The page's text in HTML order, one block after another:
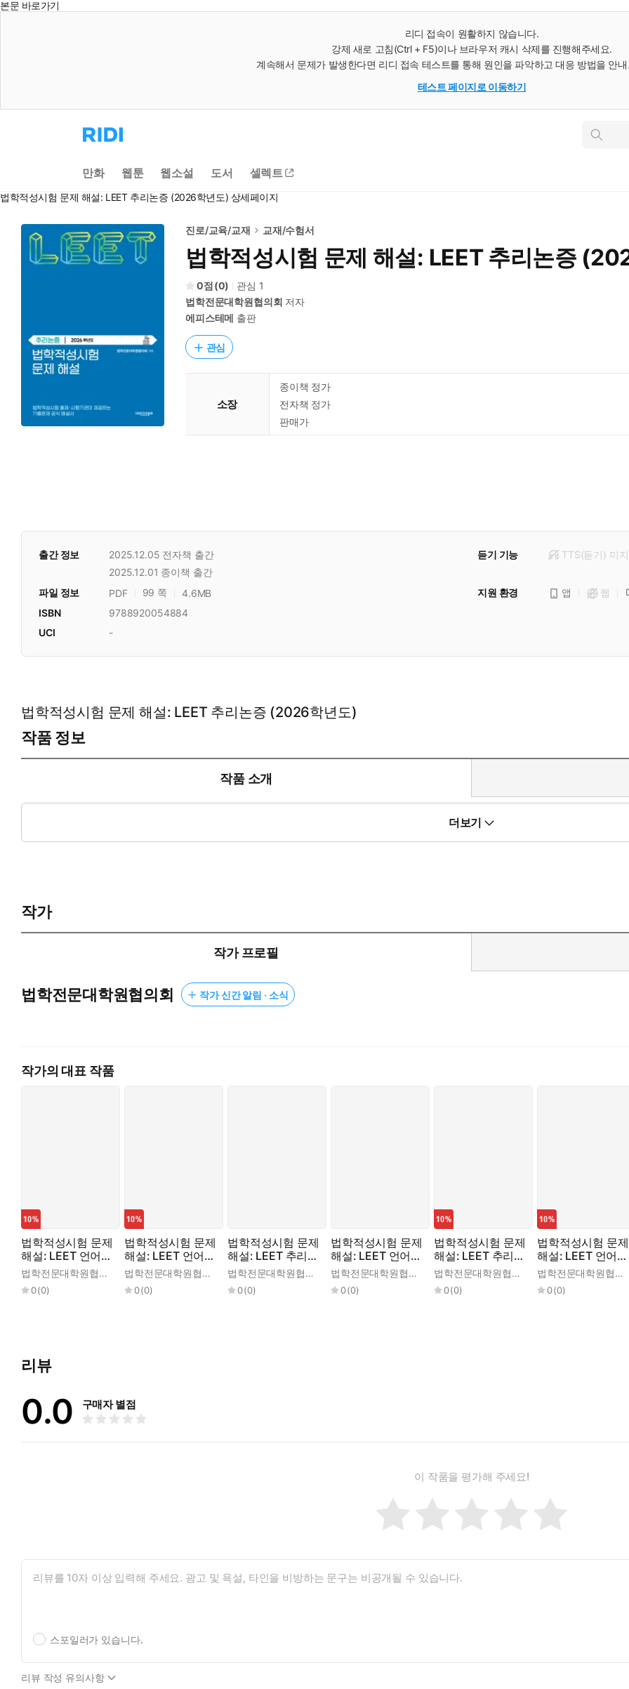
본문 바로가기
리디 접속이 원활하지 않습니다.
강제 새로 고침(Ctrl + F5)이나 브라우저 캐시 삭제를 진행해주세요.
계속해서 문제가 발생한다면 리디 접속 테스트를 통해 원인을 파악하고 대응 방법을 안
테스트 페이지로 이동하기
리
디
으
로
동
인
만화 웹툰 웹소설 도서 셀렉트
법학적성시험 문제 해설: LEET 추리논증 (2026학년도) 상세페이지
진로/교육/교재 교재/수험서
법학적성시험 문제 해설: LEET 추리논증
0 (0) 관심 1
법학전문대학원협의회 저자
에피스테메 출판
관심
소장
종이책 정가
전자책 정가
판매가
출간 정보 2025.12.05 전자책 출간
2025.12.01 종이책 출간
듣기 기능 TTS(듣기) 미
파일 정보 PDF 99 쪽 4.6MB 지원 환경 앱 웹
ISBN
9788920054884
UCI
-
법학적성시험 문제 해설: LEET 추리논증 (2026학년도)
작품 정보
작품 소개
법학적성시험(LEET) 추리논증 영역 2026학년도 기출문제와 해설을 담은 책으로, 출제에 참여한 다양한 분야 최고의 교수진이 제공
반의 이해를 넓히고 수험생들에게 실질적인 도움을 주고자 법학전문대학원협의회가 직접 기획하였다.
더보기
작가
작가 프로필
법학전문대학원협의회 작가 신간 알림 · 소식
작가의 대표 작품
법학적성시험 문제
해설: LEET 언어이
해 Ⅱ (2021-2016
학년도)
법학전문대학원협의회
0(0)
법학적성시험 문제
해설: LEET 언어이
해 Ⅰ (2026-2022
학년도)
법학전문대학원협의회
0(0)
법학적성시험 문제
해설: LEET 추리논
증 (2015학년도)법학전문대학원협의회
0(0)
법학적성시험 문제
해설: LEET 언어이
해 (2015학년도)법학전문대학원협의회
0(0)
법학적성시험 문제
해설: LEET 추리논
증 (2026학년도)법학전문대학원협의회
0(0)
법학적성시험 문제
해설: LEET 언어이
해 (2026학년도)법학전문대학원협의회
0(0)
리뷰
0.0 구매자 별점
이 작품을 평가해 주세요!
스포일러가 있습니다.
리뷰 작성 유의사항